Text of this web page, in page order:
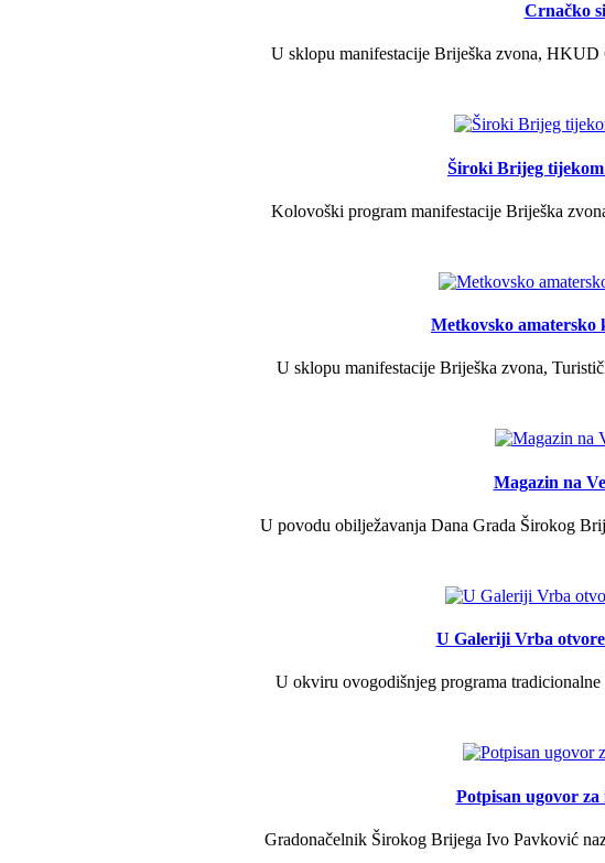
Crnačko
U sklopu manifestacije Briješka zvona, HKUD
Široki Brijeg tijekom
Kolovoški program manifestacije Briješka
Metkovsko amatersko
U sklopu manifestacije Briješka zvona,
Magazin na
U povodu obilježavanja Dana Grada Širokog
U Galeriji Vrba
U okviru ovogodišnjeg programa
Potpisan ugovor
Gradonačelnik Širokog Brijega Ivo Pavković